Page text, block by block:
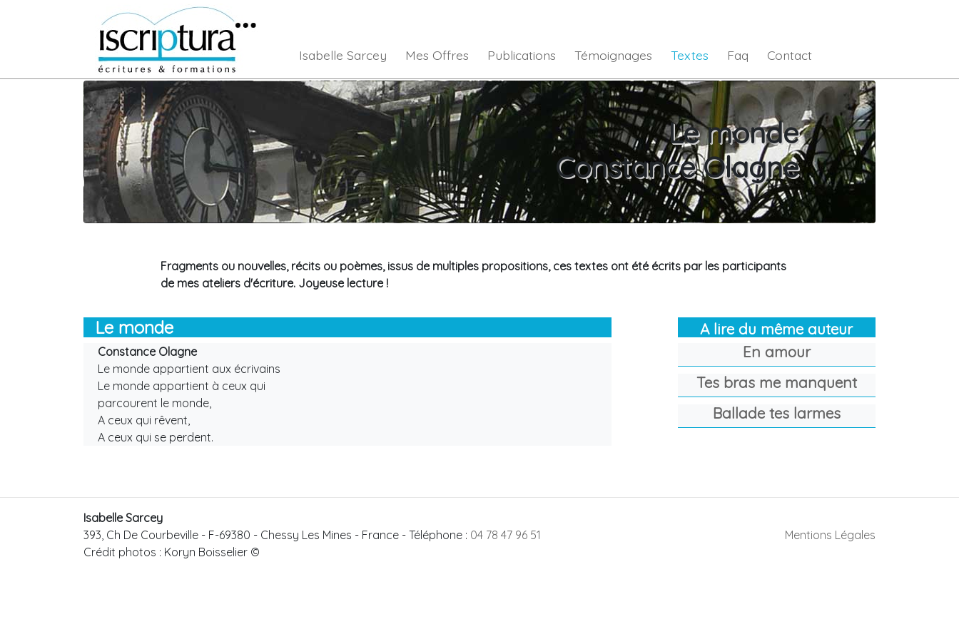
Isabelle Sarcey Mes Offres Publications Témoignages Textes Faq Contact
Le monde
Constance Olagne
Fragments ou nouvelles, récits ou poèmes, issus de multiples propositions, ces textes ont été écrits par les participants
de mes ateliers d'écriture. Joyeuse lecture !
Le monde
Constance Olagne
Le monde appartient aux écrivains
Le monde appartient à ceux qui
parcourent le monde,
A ceux qui rêvent,
A ceux qui se perdent.
A lire du même auteur
En amour
Tes bras me manquent
Ballade tes larmes
Isabelle Sarcey
393, Ch De Courbeville - F-69380 - Chessy Les Mines - France - Téléphone : 04 78 47 96 51
Crédit photos : Koryn Boisselier ©
Mentions Légales